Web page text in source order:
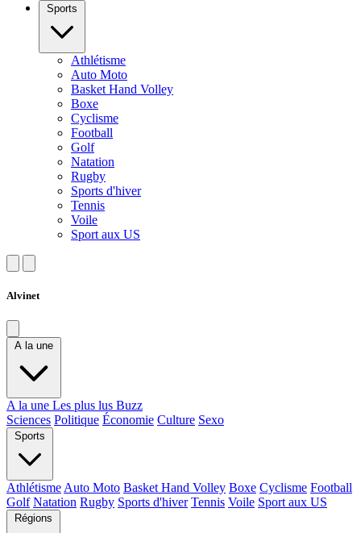
Sports
Athlétisme
Auto Moto
Basket Hand Volley
Boxe
Cyclisme
Football
Golf
Natation
Rugby
Sports d'hiver
Tennis
Voile
Sport aux US
Alvinet
A la une
A la une Les plus lus Buzz
Sciences Politique Économie Culture Sexo
Sports
Athlétisme Auto Moto Basket Hand Volley Boxe Cyclisme Football
Golf Natation Rugby Sports d'hiver Tennis Voile Sport aux US
Régions